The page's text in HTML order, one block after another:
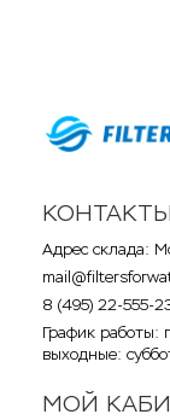
КОНТАКТЫ
Адрес склада:
8 (495) 22-555-
График работы:
выходные:
МОЙ